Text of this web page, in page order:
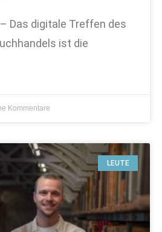
Das digitale Treffen des
ist die
Kommentare
LEUTE